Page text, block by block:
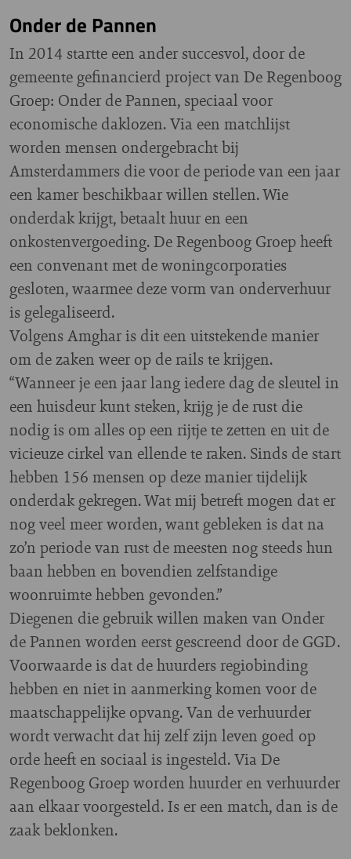
Onder de Pannen
In 2014 startte een ander succesvol, door de
gemeente gefinancierd project van De Regenboog
Groep: Onder de Pannen, speciaal voor
economische daklozen. Via een matchlijst
worden mensen ondergebracht bij
Amsterdammers die voor de periode van een jaar
een kamer beschikbaar willen stellen. Wie
onderdak krijgt, betaalt huur en een
onkostenvergoeding. De Regenboog Groep heeft
een convenant met de woningcorporaties
gesloten, waarmee deze vorm van onderverhuur
is gelegaliseerd.
Volgens Amghar is dit een uitstekende manier
om de zaken weer op de rails te krijgen.
“Wanneer je een jaar lang iedere dag de sleutel in
een huisdeur kunt steken, krijg je de rust die
nodig is om alles op een rijtje te zetten en uit de
vicieuze cirkel van ellende te raken. Sinds de start
hebben 156 mensen op deze manier tijdelijk
onderdak gekregen. Wat mij betreft mogen dat er
nog veel meer worden, want gebleken is dat na
zo’n periode van rust de meesten nog steeds hun
baan hebben en bovendien zelfstandige
woonruimte hebben gevonden.”
Diegenen die gebruik willen maken van Onder
de Pannen worden eerst gescreend door de GGD.
Voorwaarde is dat de huurders regiobinding
hebben en niet in aanmerking komen voor de
maatschappelijke opvang. Van de verhuurder
wordt verwacht dat hij zelf zijn leven goed op
orde heeft en sociaal is ingesteld. Via De
Regenboog Groep worden huurder en verhuurder
aan elkaar voorgesteld. Is er een match, dan is de
zaak beklonken.